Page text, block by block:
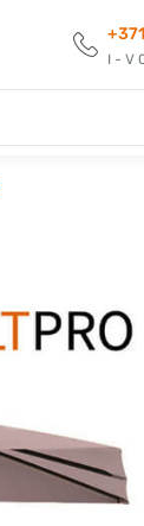
I - V